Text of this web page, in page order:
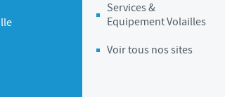
Services &
Equipement Volailles
Voir tous nos sites